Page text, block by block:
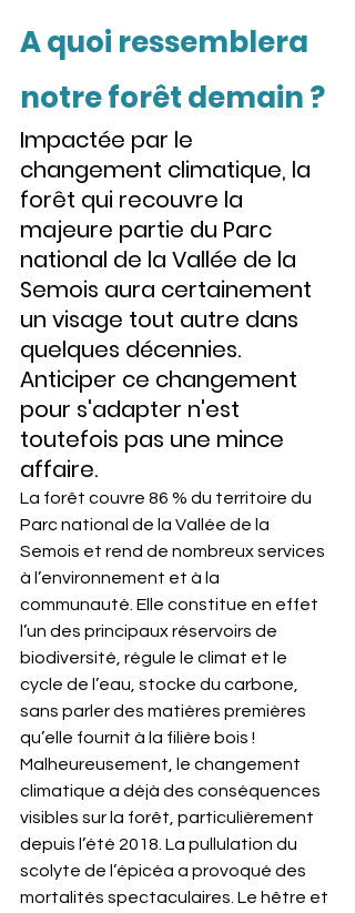
A quoi ressemblera
notre forêt demain ?
Impactée par le
changement climatique, la
forêt qui recouvre la
majeure partie du Parc
national de la Vallée de la
Semois aura certainement
un visage tout autre dans
quelques décennies.
Anticiper ce changement
pour s'adapter n'est
toutefois pas une mince
affaire.
La forêt couvre 86 % du territoire du
Parc national de la Vallée de la
Semois et rend de nombreux services
à l’environnement et à la
communauté. Elle constitue en effet
l’un des principaux réservoirs de
biodiversité, régule le climat et le
cycle de l’eau, stocke du carbone,
sans parler des matières premières
qu’elle fournit à la filière bois !
Malheureusement, le changement
climatique a déjà des conséquences
visibles sur la forêt, particulièrement
depuis l’été 2018. La pullulation du
scolyte de l’épicéa a provoqué des
mortalités spectaculaires. Le hêtre et